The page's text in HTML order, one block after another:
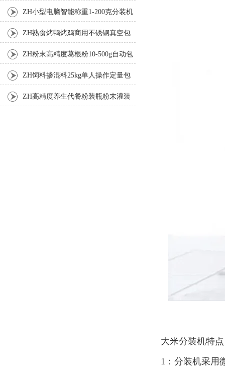
大米分装机特
1：分装机采用
机厂家 ZH小型电脑智能称重1-200克分装机
ZH熟食烤鸭烤鸡商用不锈钢真空包
装机 ZH粉末高精度葛根粉10-500g自动包
装机 ZH饲料掺混料25kg单人操作定量包
装机 ZH高精度养生代餐粉装瓶粉末灌装